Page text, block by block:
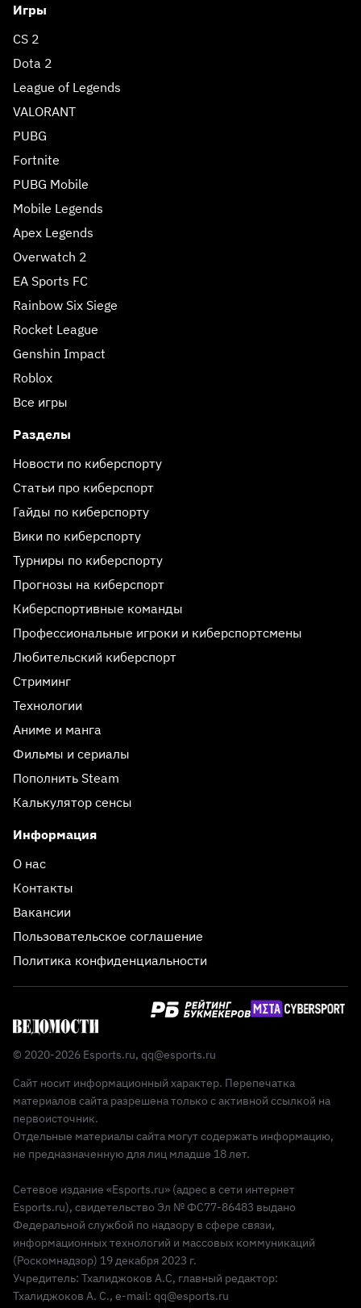
Игры
CS 2
Dota 2
League of Legends
VALORANT
PUBG
Fortnite
PUBG Mobile
Mobile Legends
Apex Legends
Overwatch 2
EA Sports FC
Rainbow Six Siege
Rocket League
Genshin Impact
Roblox
Все игры
Разделы
Новости по киберспорту
Статьи про киберспорт
Гайды по киберспорту
Вики по киберспорту
Турниры по киберспорту
Прогнозы на киберспорт
Киберспортивные команды
Профессиональные игроки и киберспортсмены
Любительский киберспорт
Стриминг
Технологии
Аниме и манга
Фильмы и сериалы
Пополнить Steam
Калькулятор сенсы
Информация
О нас
Контакты
Вакансии
Пользовательское соглашение
Политика конфиденциальности
© 2020-2026 Esports.ru, qq@esports.ru
Сайт носит информационный характер. Перепечатка
материалов сайта разрешена только с активной ссылкой на
первоисточник.
Отдельные материалы сайта могут содержать информацию,
не предназначенную для лиц младше 18 лет.
Сетевое издание «Esports.ru» (адрес в сети интернет
Esports.ru), свидетельство Эл № ФС77-86483 выдано
Федеральной службой по надзору в сфере связи,
информационных технологий и массовых коммуникаций
(Роскомнадзор) 19 декабря 2023 г.
Учредитель: Тхалиджоков А.С, главный редактор:
Тхалиджоков А. С., e-mail: qq@esports.ru